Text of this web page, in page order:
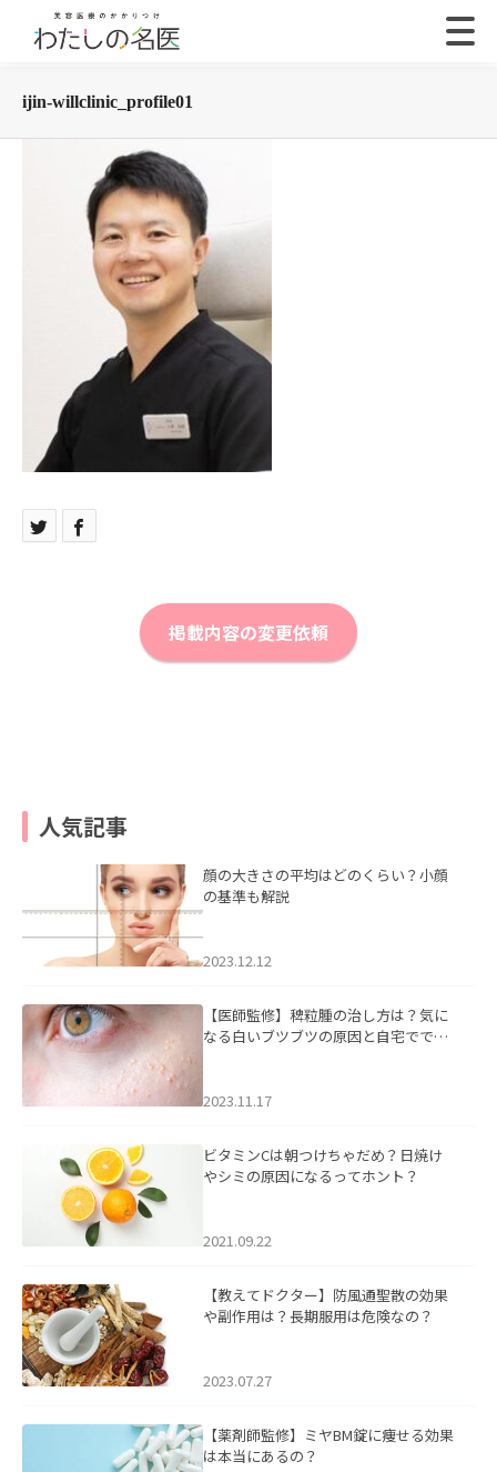
ijin-willclinic_profile01
掲載内容の変更依頼
人気記事
顔の大きさの平均はどのくらい？小顔
の基準も解説
2023.12.12
【医師監修】稗粒腫の治し方は？気に
なる白いブツブツの原因と自宅ででき
2023.11.17
ビタミンCは朝つけちゃだめ？日焼け
やシミの原因になるってホント？
2021.09.22
【教えてドクター】防風通聖散の効果
や副作用は？長期服用は危険なの？
2023.07.27
【薬剤師監修】ミヤBM錠に痩せる効果
は本当にあるの？